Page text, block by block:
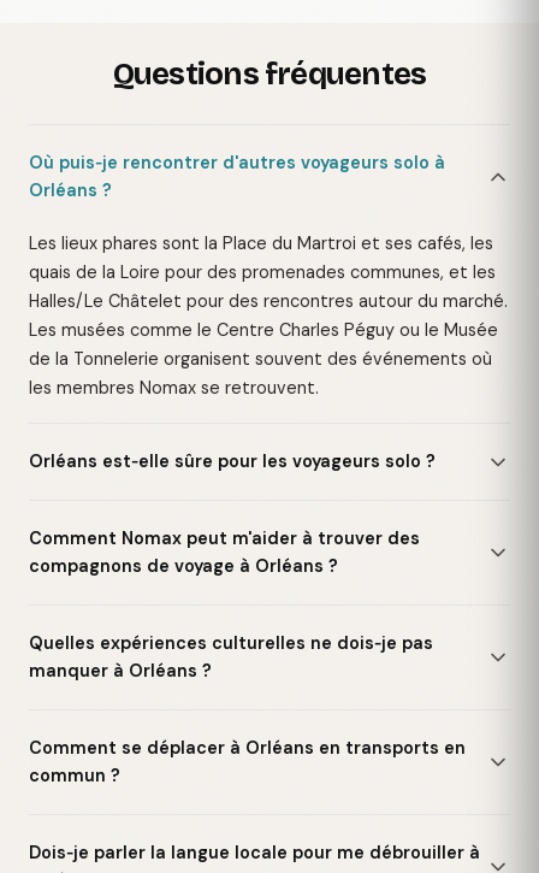
Questions fréquentes
Où puis‑je rencontrer d'autres voyageurs solo à
Orléans ?
Les lieux phares sont la Place du Martroi et ses cafés, les
quais de la Loire pour des promenades communes, et les
Halles/Le Châtelet pour des rencontres autour du marché.
Les musées comme le Centre Charles Péguy ou le Musée
de la Tonnelerie organisent souvent des événements où
les membres Nomax se retrouvent.
Orléans est‑elle sûre pour les voyageurs solo ?
Comment Nomax peut m'aider à trouver des
compagnons de voyage à Orléans ?
Quelles expériences culturelles ne dois‑je pas
manquer à Orléans ?
Comment se déplacer à Orléans en transports en
commun ?
Dois‑je parler la langue locale pour me débrouiller à